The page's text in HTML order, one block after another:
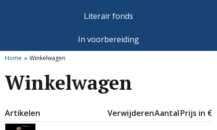
Literair fonds
In voorbereiding
Home Winkelwagen
Winkelwagen
Artikelen VerwijderenAantalPrijs in €